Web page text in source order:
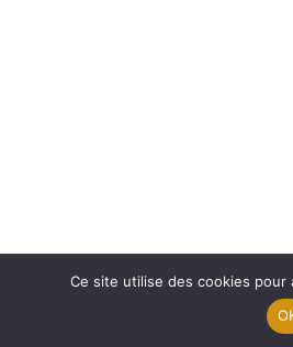
Ce site utilise des cookies